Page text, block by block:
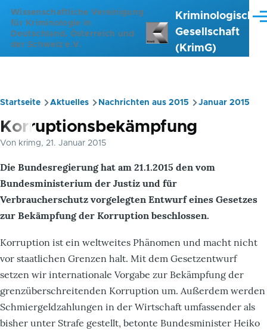
Direkt zum Inhalt
Wissenschaftliche Vereinigung
für Kriminologie in
Deutschland, Österreich und
der Schweiz e.V.
Kriminologische
Gesellschaft
(KrimG)
Pfadnavigation
Startseite Aktuelles Nachrichten aus 2015 Januar 2015
Korruptionsbekämpfung
Von krimg, 21. Januar 2015
Die Bundesregierung hat am 21.1.2015 den vom
Bundesministerium der Justiz und für
Verbraucherschutz vorgelegten Entwurf eines Gesetzes
zur Bekämpfung der Korruption beschlossen.
Korruption ist ein weltweites Phänomen und macht nicht
vor staatlichen Grenzen halt. Mit dem Gesetzentwurf
setzen wir internationale Vorgabe zur Bekämpfung der
grenzüberschreitenden Korruption um. Außerdem werden
Schmiergeldzahlungen in der Wirtschaft umfassender als
bisher unter Strafe gestellt, betonte Bundesminister Heiko